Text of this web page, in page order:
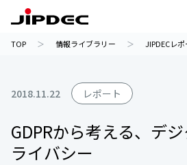
TOP 情報ライブラリー JIPDECレポ
2018.11.22 レポート
GDPRから考える、デ
ライバシー